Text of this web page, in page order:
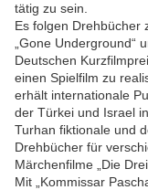
tätig zu sein.
Es folgen Drehbücher
„Gone Underground“
Deutschen
einen Spielfilm zu
erhält internationale
der Türkei und Israel
Turhan fiktionale und
Drehbücher für
Märchenfilme „Die
Mit „Kommissar